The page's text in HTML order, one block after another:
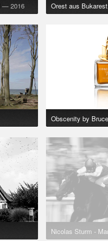
— 2016 Orest aus
Obscenity by
Nicolas Sturm -